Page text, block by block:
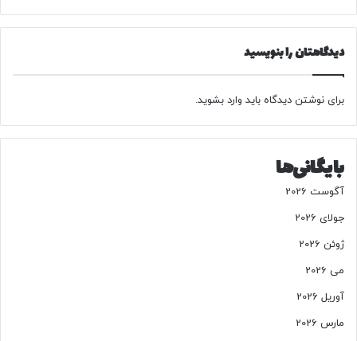
ت‌
گ
ر
ب
ه
ک
ش
ر
م
ل
ب
دیدگاهتان را بنویسید
برای نوشتن دیدگاه باید وارد بشوید.
بایگانی‌ها
آگوست 2026
جولای 2026
ژوئن 2026
می 2026
آوریل 2026
مارس 2026